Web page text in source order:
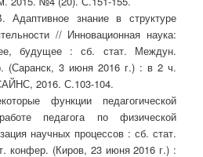
Адаптивное знание в структуре
// Инновационная наука:
будущее : сб. стат. Междун.
(Саранск, 3 июня 2016 г.) : в 2 ч.
2016. С.103-104.
функции педагогической
педагога по физической
научных процессов : сб. стат.
конфер. (Киров, 23 июня 2016 г.) :